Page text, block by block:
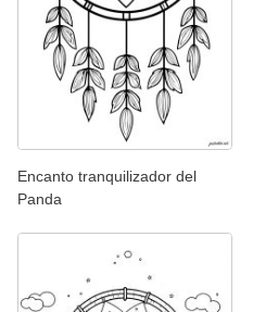
Encanto tranquilizador del
Panda